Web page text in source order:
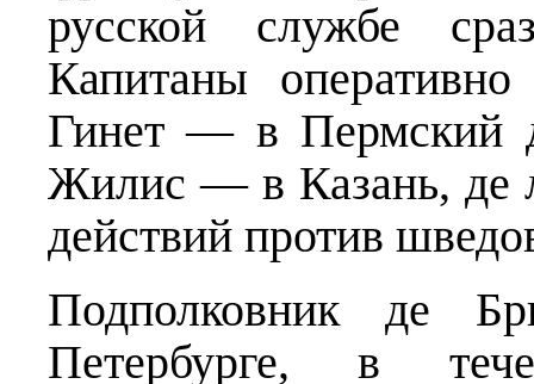
русской службе
Капитаны
Гинет — в Пермский
Жилис — в Казань, де
действий против
Подполковник де
Петербурге, в